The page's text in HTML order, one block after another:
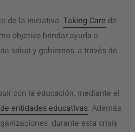
de la iniciativa Taking Care de
objetivo brindar ayuda a
salud y gobiernos, a través de
con la educación, mediante el
entidades educativas. Además
durante esta crisis